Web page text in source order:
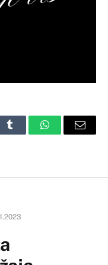
Tumblr WhatsAppEmail